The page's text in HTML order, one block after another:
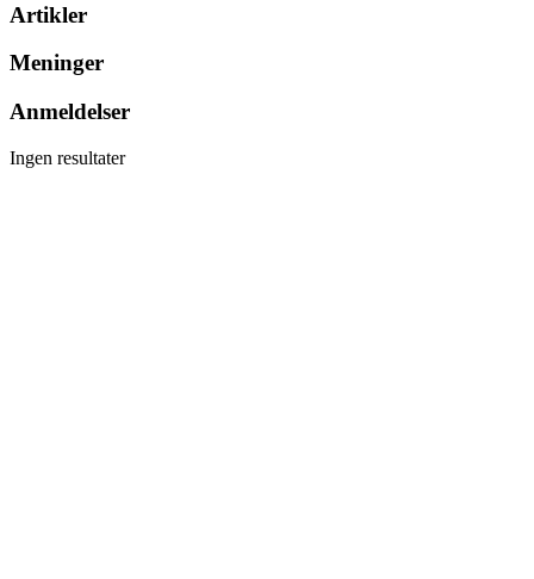
Artikler
Meninger
Anmeldelser
Ingen resultater